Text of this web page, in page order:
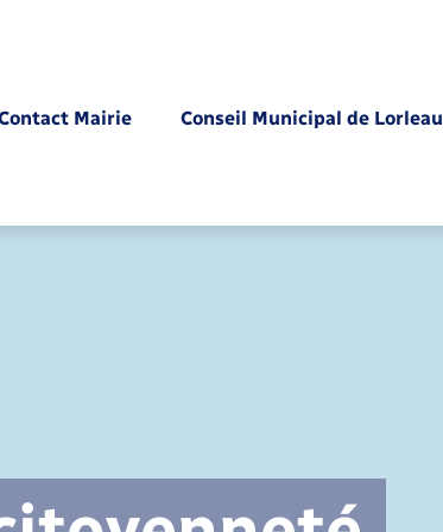
Mairie Conseil Municipal de Lorleau